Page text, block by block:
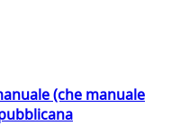
(che manuale